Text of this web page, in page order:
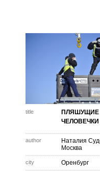
title
ПЛЯШУЩИЕ
ЧЕЛОВЕЧКИ
author
Наталия
Москва
city Оренбург